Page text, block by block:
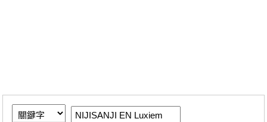
繪圖藝廊
交流中心